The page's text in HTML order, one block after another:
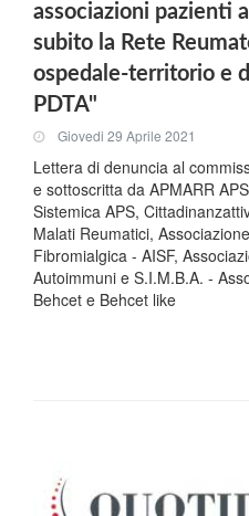
associazioni pazienti
subito la Rete
ospedale-territorio e
PDTA"
Giovedi 29 Aprile 2021
Lettera di denuncia al
e sottoscritta da APMARR
Sistemica APS,
Malati Reumatici,
Fibromialgica - AISF,
Autoimmuni e S.I.M.B.A. -
Behcet e Behcet like